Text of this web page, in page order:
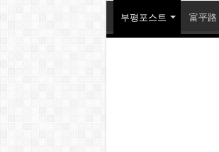
부평포스트 富平路